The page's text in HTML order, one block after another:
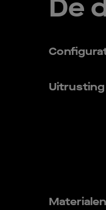
De
Uitrusting